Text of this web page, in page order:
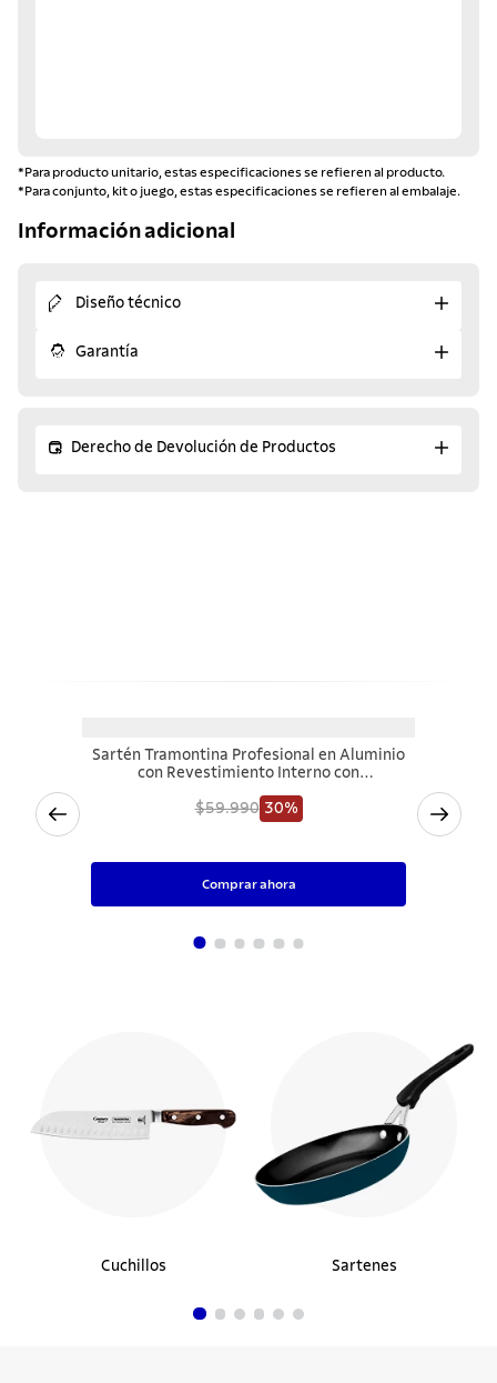
*Para producto unitario, estas especificaciones se refieren al producto.
*Para conjunto, kit o juego, estas especificaciones se refieren al embalaje.
Información adicional
Diseño técnico
Garantía
Derecho de Devolución de Productos
Antiadherente Starflon Premium y
Acabado Externo Lijado 28 cm 2,4 L
$59.990
$41.993
Comprar ahora